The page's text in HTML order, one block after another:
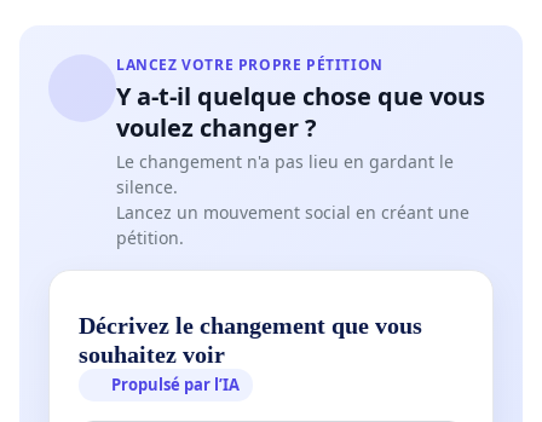
LANCEZ VOTRE PROPRE PÉTITION
Y a-t-il quelque chose que vous
voulez changer ?
Le changement n'a pas lieu en gardant le
silence.
Lancez un mouvement social en créant une
pétition.
Décrivez le changement que vous
souhaitez voir
Propulsé par l’IA